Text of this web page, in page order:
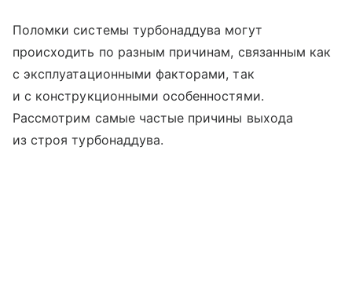
Поломки системы турбонаддува могут
происходить по разным причинам, связанным как
с эксплуатационными факторами, так
и с конструкционными особенностями.
Рассмотрим самые частые причины выхода
из строя турбонаддува.